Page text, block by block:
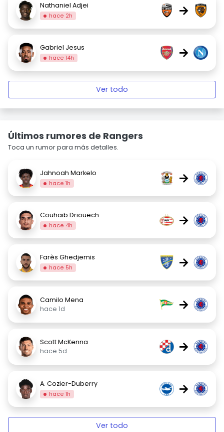
Nathaniel Adjei
hace 2h →
Gabriel Jesus
hace 14h →
Ver todo
Últimos rumores de Rangers
Toca un rumor para más detalles.
Jahnoah Markelo
hace 1h →
Couhaib Driouech
hace 4h →
Farès Ghedjemis
hace 5h →
Camilo Mena
hace 1d
→
Scott McKenna
hace 5d
→
A. Cozier-Duberry
hace 1h →
Ver todo